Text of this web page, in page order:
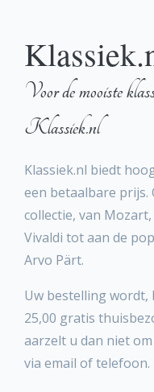
Voor de mooiste
Klassiek.nl
Klassiek.nl biedt
een betaalbare
collectie, van
Vivaldi tot aan de
Arvo Pärt.
Uw bestelling wordt,
25,00 gratis
aarzelt u dan niet
via email of telefoon.